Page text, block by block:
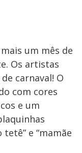
um mês de
Os artistas
carnaval! O
com cores
e um
e “mamãe